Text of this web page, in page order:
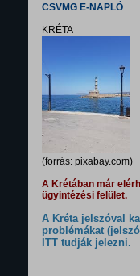
CSVMG E-NAPLÓ
KRÉTA
(forrás: pixabay.com)
A Krétában már
ügyintézési felület.
A Kréta jelszóval
problémákat
ITT tudják jelezni.